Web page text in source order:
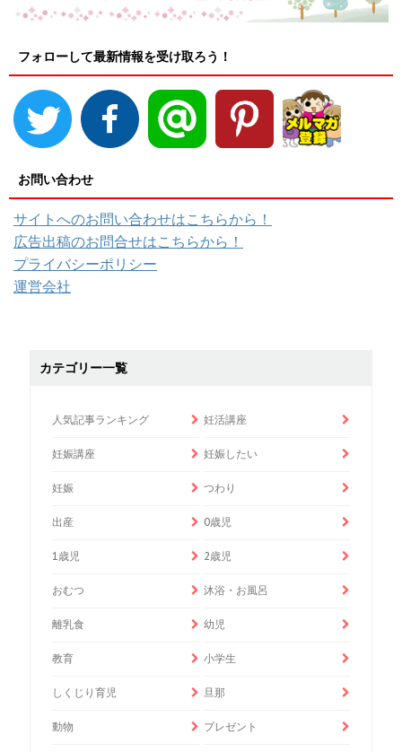
フォローして最新情報を受け取ろう！
お問い合わせ
サイトへのお問い合わせはこちらから！
広告出稿のお問合せはこちらから！
プライバシーポリシー
運営会社
カテゴリー一覧
人気記事ランキング 妊活講座
妊娠講座 妊娠したい
妊娠 つわり
出産 0歳児
1歳児 2歳児
おむつ 沐浴・お風呂
離乳食 幼児
教育 小学生
しくじり育児 旦那
動物 プレゼント